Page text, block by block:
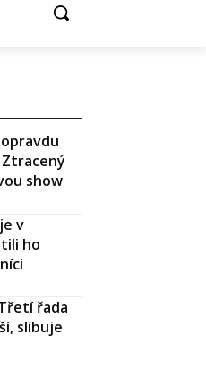
show
v
ho
řada
slibuje